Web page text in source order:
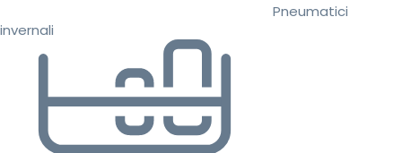
Pneumatici
invernali